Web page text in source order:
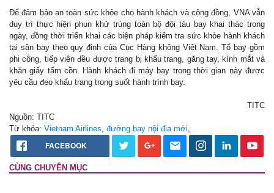
Để đảm bảo an toàn sức khỏe cho hành khách và cộng đồng, VNA vẫn
duy trì thực hiện phun khử trùng toàn bộ đội tàu bay khai thác trong
ngày, đồng thời triển khai các biện pháp kiểm tra sức khỏe hành khách
tại sân bay theo quy định của Cục Hàng không Việt Nam. Tổ bay gồm
phi công, tiếp viên đều được trang bị khẩu trang, găng tay, kính mắt và
khăn giấy tẩm cồn. Hành khách đi máy bay trong thời gian này được
yêu cầu đeo khẩu trang trong suốt hành trình bay.
TITC
Nguồn: TITC
Từ khóa: Vietnam Airlines, đường bay nội địa mới,
FACEBOOK
CÙNG CHUYÊN MỤC